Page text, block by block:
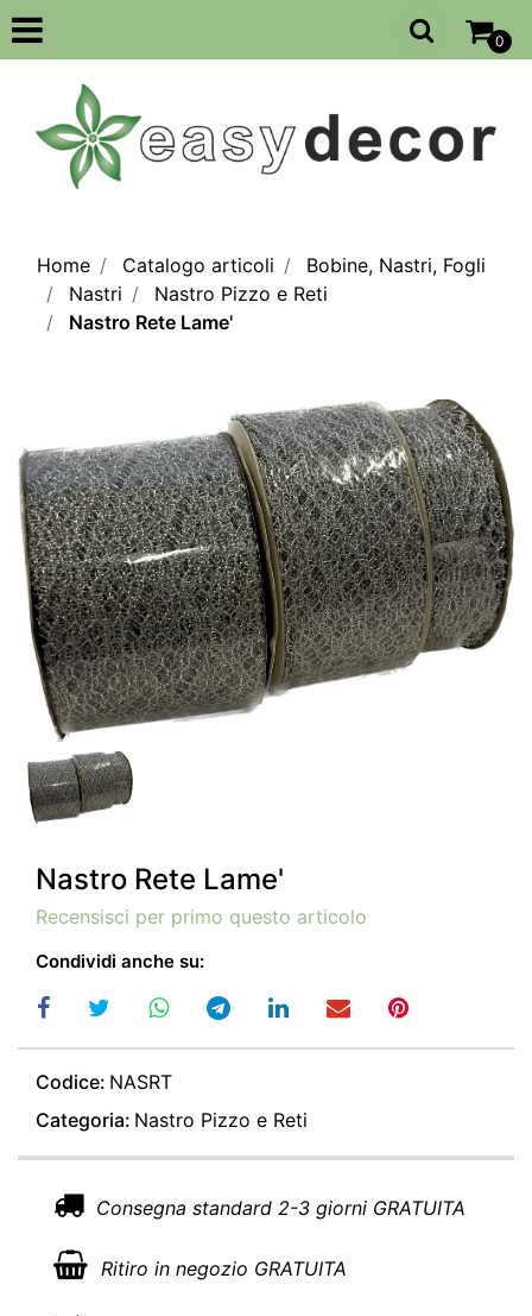
Open
0
Home Catalogo articoli
Bobine, Nastri, Fogli
Nastri
Nastro Pizzo e Reti
Nastro Rete Lame'
Nastro Rete Lame'
Recensisci per primo questo articolo
Condividi anche su:
Codice: NASRT
Categoria: Nastro Pizzo e Reti
Consegna standard 2-3 giorni GRATUITA
Ritiro in negozio GRATUITA